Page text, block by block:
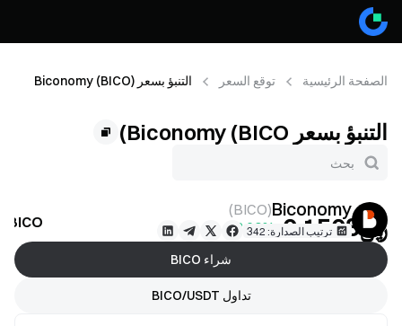
الصفحة الرئيسية توقع السعر التنبؤ بسعر Biconomy (BICO)
التنبؤ بسعر Biconomy (BICO)
Biconomy
(
BICO
)
ترتيب الصدارة: 342 BICO توقع السعر ﷼‎0.1508 +53.60%
شراء BICO
تداول BICO/USDT